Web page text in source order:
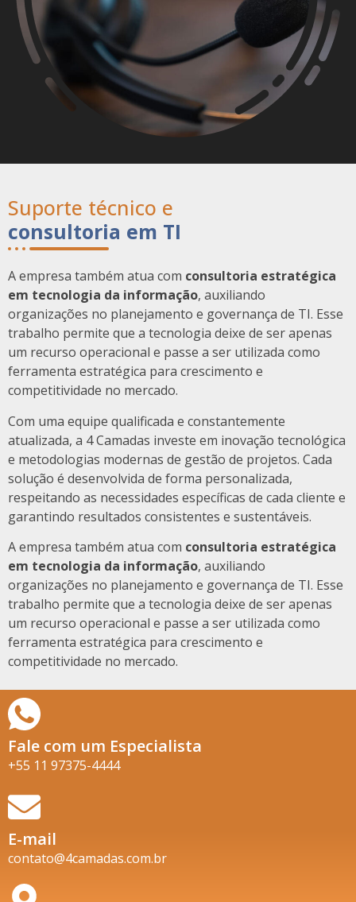
Suporte técnico e
consultoria em TI
A empresa também atua com consultoria estratégica
em tecnologia da informação, auxiliando
organizações no planejamento e governança de TI. Esse
trabalho permite que a tecnologia deixe de ser apenas
um recurso operacional e passe a ser utilizada como
ferramenta estratégica para crescimento e
competitividade no mercado.
Com uma equipe qualificada e constantemente
atualizada, a 4 Camadas investe em inovação tecnológica
e metodologias modernas de gestão de projetos. Cada
solução é desenvolvida de forma personalizada,
respeitando as necessidades específicas de cada cliente e
garantindo resultados consistentes e sustentáveis.
A empresa também atua com consultoria estratégica
em tecnologia da informação, auxiliando
organizações no planejamento e governança de TI. Esse
trabalho permite que a tecnologia deixe de ser apenas
um recurso operacional e passe a ser utilizada como
ferramenta estratégica para crescimento e
competitividade no mercado.
Fale com um Especialista
+55 11 97375-4444
E-mail
contato@4camadas.com.br